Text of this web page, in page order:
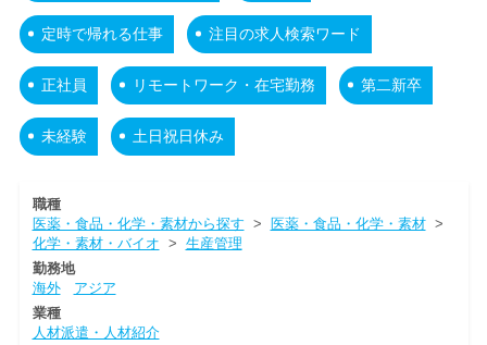
定時で帰れる仕事 注目の求人検索ワード
正社員 リモートワーク・在宅勤務 第二新卒
未経験 土日祝日休み
職種
医薬・食品・化学・素材から探す > 医薬・食品・化学・素材>
化学・素材・バイオ > 生産管理
勤務地
海外
アジア
業種
人材派遣・人材紹介